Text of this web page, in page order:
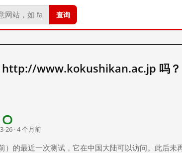
查询
http://www.kokushikan.ac.jp 吗？
26 · 4 个月前
的最近一次测试，它在中国大陆可以访问。此后未